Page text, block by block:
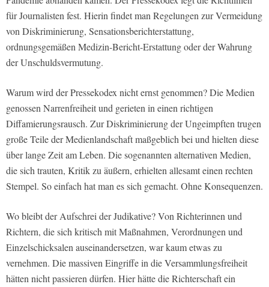
für Journalisten fest. Hierin findet man Regelungen zur Vermeidung
von Diskriminierung, Sensationsberichterstattung,
ordnungsgemäßen Medizin-Bericht-Erstattung oder der Wahrung
der Unschuldsvermutung.
Warum wird der Pressekodex nicht ernst genommen? Die Medien
genossen Narrenfreiheit und gerieten in einen richtigen
Diffamierungsrausch. Zur Diskriminierung der Ungeimpften trugen
große Teile der Medienlandschaft maßgeblich bei und hielten diese
über lange Zeit am Leben. Die sogenannten alternativen Medien,
die sich trauten, Kritik zu äußern, erhielten allesamt einen rechten
Stempel. So einfach hat man es sich gemacht. Ohne Konsequenzen.
Wo bleibt der Aufschrei der Judikative? Von Richterinnen und
Richtern, die sich kritisch mit Maßnahmen, Verordnungen und
Einzelschicksalen auseinandersetzen, war kaum etwas zu
vernehmen. Die massiven Eingriffe in die Versammlungsfreiheit
hätten nicht passieren dürfen. Hier hätte die Richterschaft ein